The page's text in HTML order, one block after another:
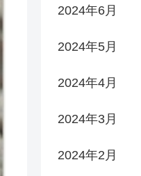
2024年6月
2024年5月
2024年4月
2024年3月
2024年2月